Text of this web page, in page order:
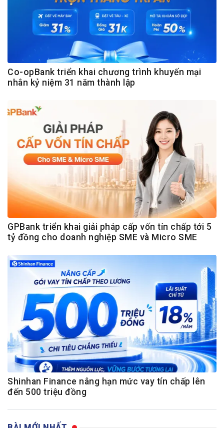
Co-opBank triển khai chương trình khuyến mại
nhân kỷ niệm 31 năm thành lập
GPBank triển khai giải pháp cấp vốn tín chấp tới 5
tỷ đồng cho doanh nghiệp SME và Micro SME
Shinhan Finance nâng hạn mức vay tín chấp lên
đến 500 triệu đồng